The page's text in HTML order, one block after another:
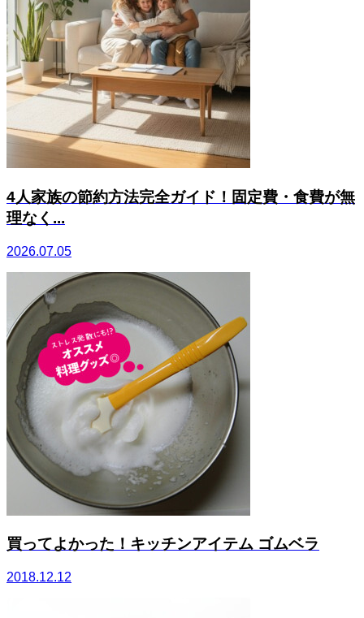
4人家族の節約方法完全ガイド！固定費・食費が無
理なく...
2026.07.05
買ってよかった！キッチンアイテム ゴムベラ
2018.12.12